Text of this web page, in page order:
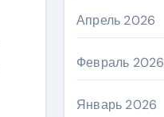
Апрель 2026
Февраль 2026
Январь 2026